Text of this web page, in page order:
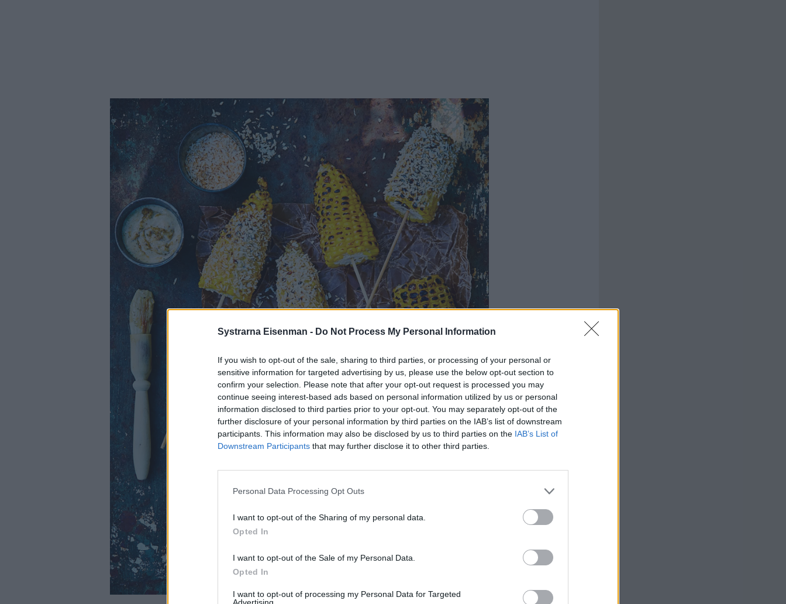
Systrarna Eisenman - Do Not Process My Personal Information
If you wish to opt-out of the sale, sharing to third parties, or processing of your personal or
sensitive information for targeted advertising by us, please use the below opt-out section to
confirm your selection. Please note that after your opt-out request is processed you may
continue seeing interest-based ads based on personal information utilized by us or personal
information disclosed to third parties prior to your opt-out. You may separately opt-out of the
further disclosure of your personal information by third parties on the IAB’s list of downstream
participants. This information may also be disclosed by us to third parties on the IAB’s List of
Downstream Participants that may further disclose it to other third parties.
Personal Data Processing Opt Outs
I want to opt-out of the Sharing of my personal data.
Opted In
I want to opt-out of the Sale of my Personal Data.
Opted In
I want to opt-out of processing my Personal Data for Targeted
Advertising.